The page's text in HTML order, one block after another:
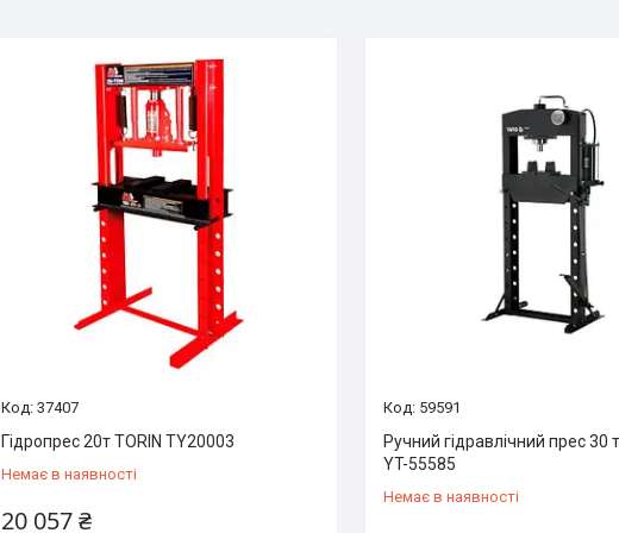
37407
Гідропрес 20т TORIN TY20003
Немає в наявності
20 057 ₴
59591
Ручний гідравлічний прес 30
YT-55585
Немає в наявності